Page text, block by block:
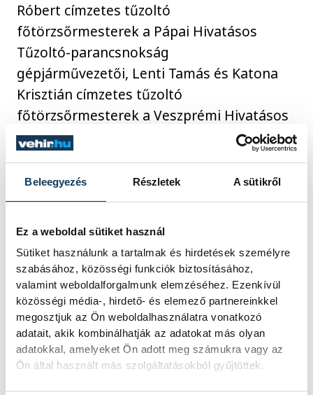
Beleegyezés Részletek A sütikről
Ez a weboldal sütiket használ
Sütiket használunk a tartalmak és hirdetések személyre
szabásához, közösségi funkciók biztosításához,
valamint weboldalforgalmunk elemzéséhez. Ezenkívül
közösségi média-, hirdető- és elemező partnereinkkel
megosztjuk az Ön weboldalhasználatra vonatkozó
adatait, akik kombinálhatják az adatokat más olyan
adatokkal, amelyeket Ön adott meg számukra vagy az
Ön által használt más szolgáltatásokból gyűjtöttek.
Róbert címzetes tűzoltó
főtörzsőrmesterek a Pápai Hivatásos
Tűzoltó-parancsnokság
gépjárművezetői, Lenti Tamás és Katona
Krisztián címzetes tűzoltó
főtörzsőrmesterek a Veszprémi Hivatásos
Tűzoltó-parancsnokság beosztott tűzoltói
segítsenek külföldi kollégáiknak a balkáni
országban nagy területen pusztító
A Veszprém Vármegyei Katasztrófavédelmi
Igazgatóság teljes személyi állománya
büszke Észak-Macedóniába indult társaira!
közélet tűzoltóság